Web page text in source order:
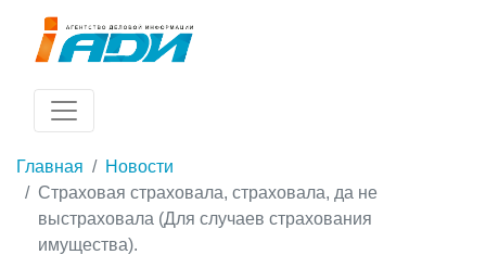
Главная
Новости
Страховая страховала, страховала, да не
выстраховала (Для случаев страхования
имущества).